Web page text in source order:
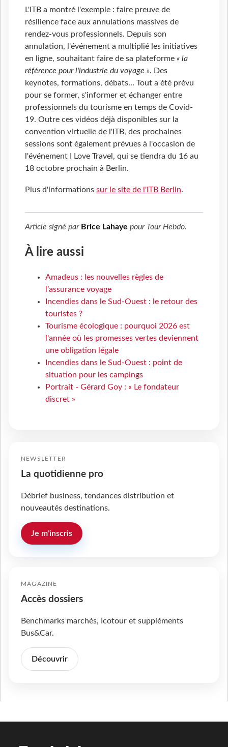
L'ITB a montré l'exemple : faire preuve de
résilience face aux annulations massives de
rendez-vous professionnels. Depuis son
annulation, l'événement a multiplié les initiatives
en ligne, souhaitant faire de sa plateforme « la
référence pour l'industrie du voyage ». Des
keynotes, formations, débats... Tout a été prévu
pour se former, s'informer et échanger entre
professionnels du tourisme en temps de Covid-
19. Outre ces vidéos déjà disponibles sur la
convention virtuelle de l'ITB, des prochaines
sessions sont également prévues à l'occasion de
l'événement I Love Travel, qui se tiendra du 16 au
18 octobre prochain à Berlin.
Plus d'informations sur le site de l'ITB Berlin.
Article signé par Brice Lahaye pour Tour Hebdo.
À lire aussi
Amadeus : les nouvelles règles de
l’assurance voyage
Incendies dans le Sud-Ouest : le retour des
touristes ?
Tourisme écologique : pourquoi 2026 est
l'année où les promesses vertes deviennent
une obligation légale
Incendies dans le Sud-Ouest : point de
situation pour les campings
Portrait - Gérard Goy : « Le fondateur
discret »
NEWSLETTER
La quotidienne pro
Débrief business, tendances distribution et
nouveautés destinations.
Je m'inscris
MAGAZINE
Accès dossiers
Benchmarks marchés, Icotour et suppléments
Bus&Car.
Découvrir